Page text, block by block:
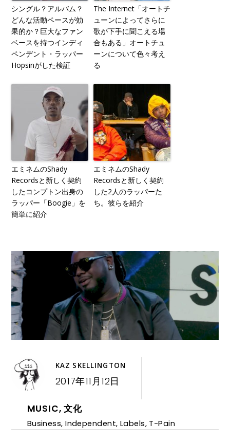
シングル？アルバム？
どんな活動ペースが効
果的か？巨大なファン
ベースを持つインディ
ペンデント・ラッパー
Hopsinがした検証
The Internet「オートチ
ューンによってさらに
歌が下手に聞こえる場
合もある」オートチュ
ーンについて色々考え
る
エミネムのShady
Recordsと新しく契約
したコンプトン出身の
ラッパー「Boogie」を
簡単に紹介
エミネムのShady
Recordsと新しく契約
した2人のラッパーた
ち。彼らを紹介
KAZ SKELLINGTON
2017年11月12日
MUSIC,文化
Business,Independent, Labels, T-Pain